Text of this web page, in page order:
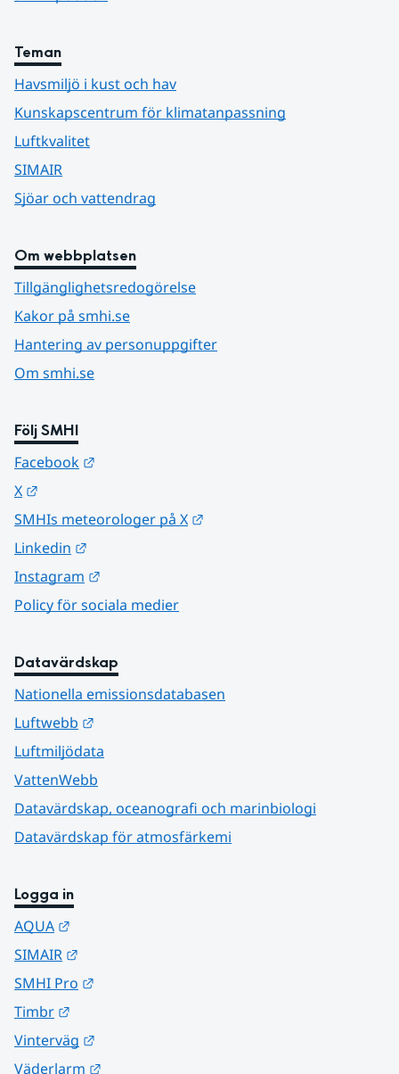
Teman
Havsmiljö i kust och hav
Kunskapscentrum för klimatanpassning
Luftkvalitet
SIMAIR
Sjöar och vattendrag
Om webbplatsen
Tillgänglighetsredogörelse
Kakor på smhi.se
Hantering av personuppgifter
Om smhi.se
Följ SMHI
Facebook
X
SMHIs meteorologer på X
Linkedin
Instagram
Policy för sociala medier
Datavärdskap
Nationella emissionsdatabasen
Luftwebb
Luftmiljödata
VattenWebb
Datavärdskap, oceanografi och marinbiologi
Datavärdskap för atmosfärkemi
Logga in
AQUA
SIMAIR
SMHI Pro
Timbr
Vinterväg
Väderlarm